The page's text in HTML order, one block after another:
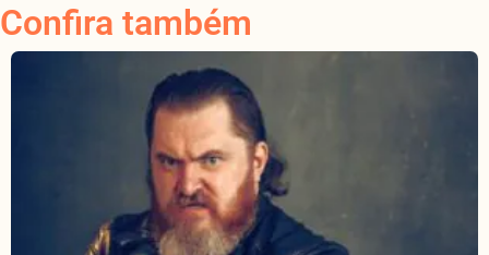
Confira também